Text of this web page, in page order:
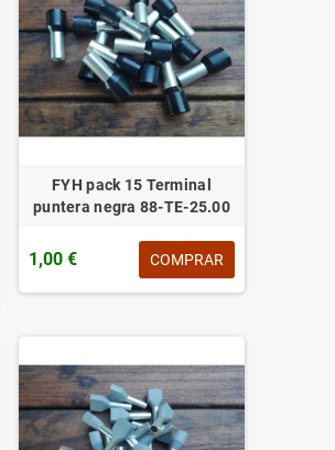
FYH pack 15 Terminal
puntera negra 88-TE-25.00
1,00 € COMPRAR